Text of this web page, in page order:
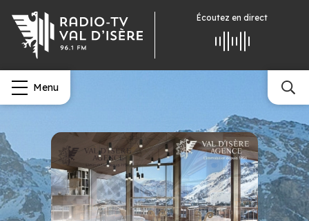
Écoutez en direct
Menu